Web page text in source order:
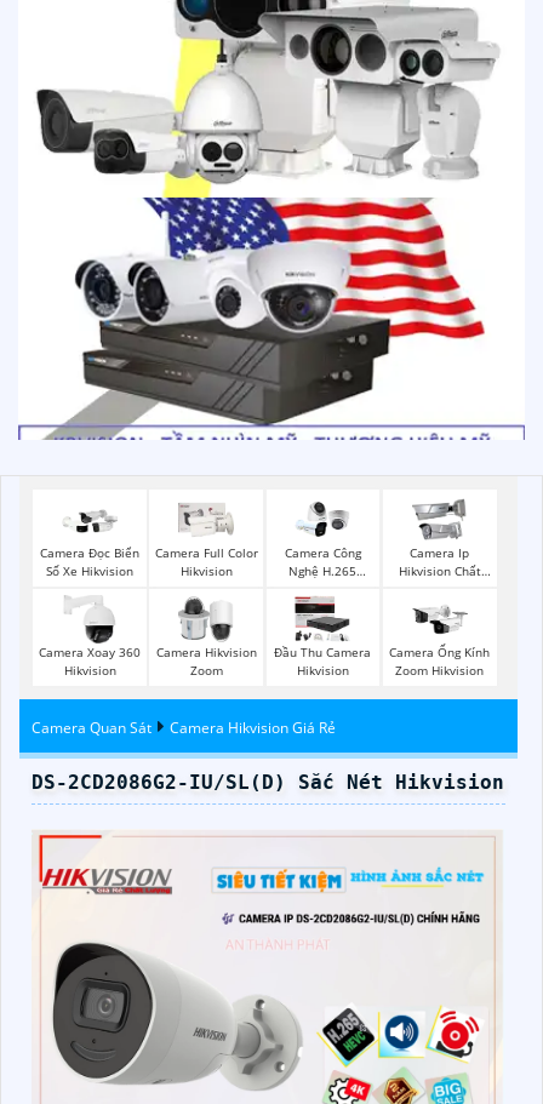
Camera Đọc Biển
Số Xe Hikvision
Camera Full Color
Hikvision
Camera Công
Nghệ H.265
Camera Ip
Hikvision Chất
Camera Xoay 360
Hikvision
Camera Hikvision
Zoom
Đầu Thu Camera
Hikvision
Camera Ống Kính
Zoom Hikvision
Camera Quan Sát Camera Hikvision Giá Rẻ
DS-2CD2086G2-IU/SL(D) Sắc Nét Hikvision